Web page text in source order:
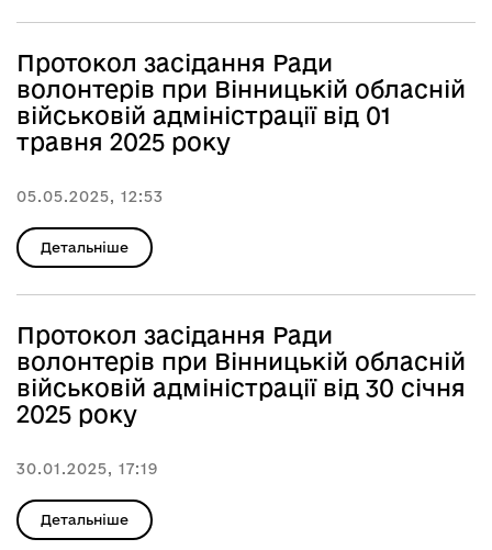
Протокол засідання Ради
волонтерів при Вінницькій обласній
військовій адміністрації від 01
травня 2025 року
05.05.2025, 12:53
Детальніше
Протокол засідання Ради
волонтерів при Вінницькій обласній
військовій адміністрації від 30 січня
2025 року
30.01.2025, 17:19
Детальніше